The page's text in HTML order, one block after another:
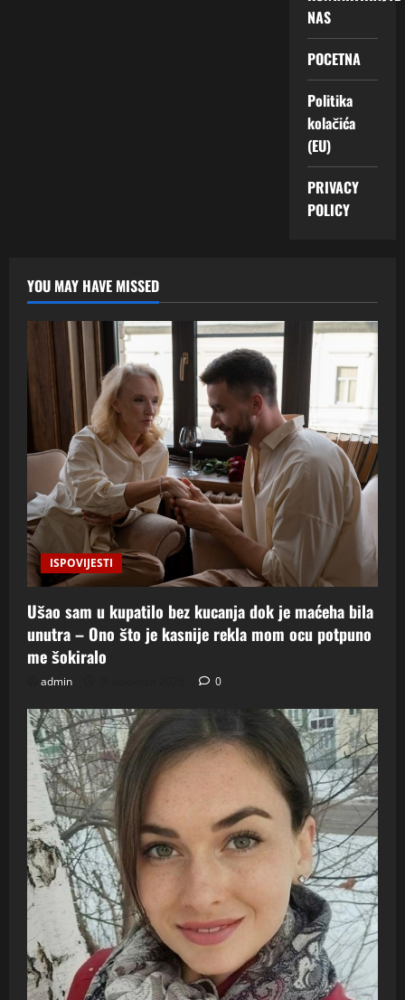
NAS
POCETNA
Politika
kolačića
(EU)
PRIVACY
POLICY
YOU MAY HAVE MISSED
ISPOVIJESTI
Ušao sam u kupatilo bez kucanja dok je maćeha bila
unutra – Ono što je kasnije rekla mom ocu potpuno
me šokiralo
admin 0